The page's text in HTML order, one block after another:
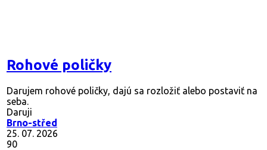
Rohové poličky
Darujem rohové poličky, dajú sa rozložiť alebo postaviť na
seba.
Daruji
Brno-střed
25. 07. 2026
90